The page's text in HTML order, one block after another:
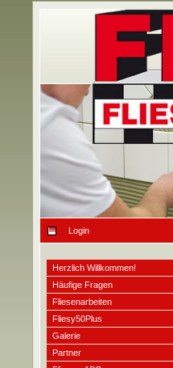
Login
Herzlich Willkommen!
Häufige Fragen
Fliesenarbeiten
Fliesy50Plus
Galerie
Partner